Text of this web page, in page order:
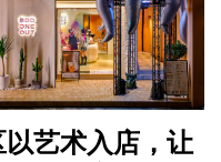
以艺术入店，让